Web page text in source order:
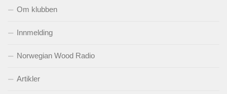
Om klubben
Innmelding
Norwegian Wood Radio
Artikler